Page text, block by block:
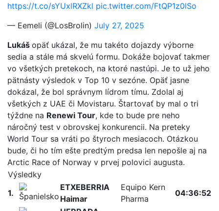
https://t.co/sYUxlRXZkl pic.twitter.com/FtQP1z0lSo
— Eemeli (@LosBrolin) July 27, 2025
Lukáš opäť ukázal, že mu takéto dojazdy výborne
sedia a stále má skvelú formu. Dokáže bojovať takmer
vo všetkých pretekoch, na ktoré nastúpi. Je to už jeho
pätnásty výsledok v Top 10 v sezóne. Opäť jasne
dokázal, že bol správnym lídrom tímu. Zdolal aj
všetkých z UAE či Movistaru. Štartovať by mal o tri
týždne na Renewi Tour, kde to bude pre neho
náročný test v obrovskej konkurencii. Na preteky
World Tour sa vráti po štyroch mesiacoch. Otázkou
bude, či ho tím ešte predtým predsa len nepošle aj na
Arctic Race of Norway v prvej polovici augusta.
Výsledky
1.
ETXEBERRIA
Haimar
Equipo Kern
Pharma
04:36:52